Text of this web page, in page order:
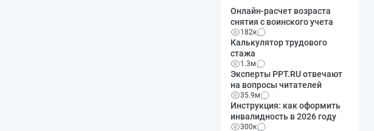
Онлайн-расчет возраста
снятия с воинского учета
182к
Калькулятор трудового
стажа
1.3м
Эксперты PPT.RU отвечают
на вопросы читателей
35.9м
Инструкция: как оформить
инвалидность в 2026 году
300к